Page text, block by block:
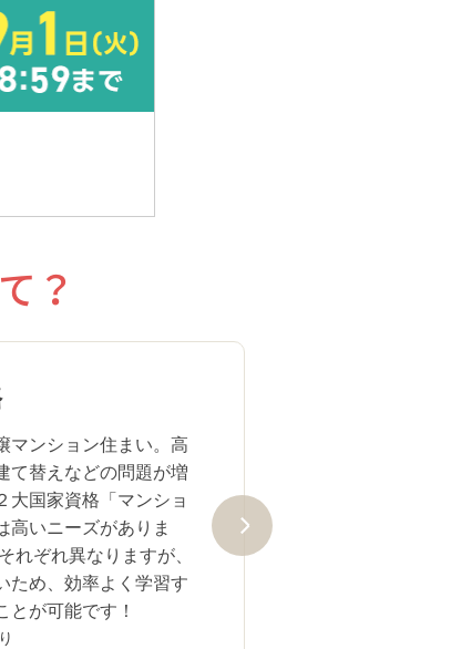
？
マンション住まい。高
て替えなどの問題が増
大国家資格「マンショ
高いニーズがありま
れぞれ異なりますが、
ため、効率よく学習す
とが可能です！